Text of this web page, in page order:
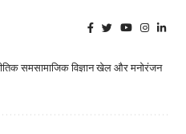
समसामाजिक विज्ञान खेल और मनोरंजन